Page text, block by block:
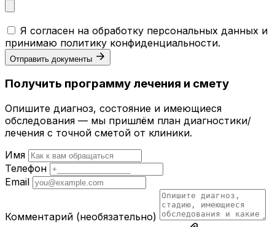
Я согласен на обработку персональных данных и
принимаю политику конфиденциальности.
Отправить документы
Получить программу лечения и смету
Опишите диагноз, состояние и имеющиеся
обследования — мы пришлём план диагностики/
лечения с точной сметой от клиники.
Имя
Телефон
Email
Комментарий (необязательно)